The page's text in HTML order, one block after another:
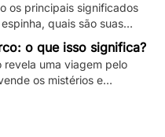
os principais significados
quais são suas
e muito mais.
o que isso significa?
revela uma viagem pelo
os mistérios e